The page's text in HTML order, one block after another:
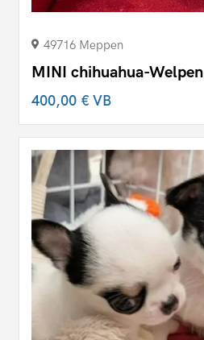
49716 Meppen
MINI chihuahua-Welpen
400,00 €VB